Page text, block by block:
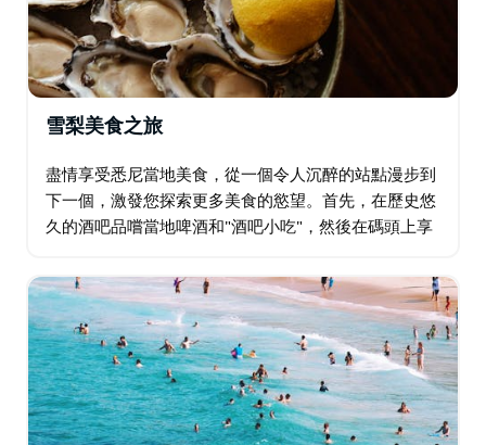
雪梨美食之旅
盡情享受悉尼當地美食，從一個令人沉醉的站點漫步到
下一個，激發您探索更多美食的慾望。首先，在歷史悠
久的酒吧品嚐當地啤酒和"酒吧小吃"，然後在碼頭上享
享用令人垂涎的兩道菜午餐，搭配當地優質啤酒或葡萄
酒…